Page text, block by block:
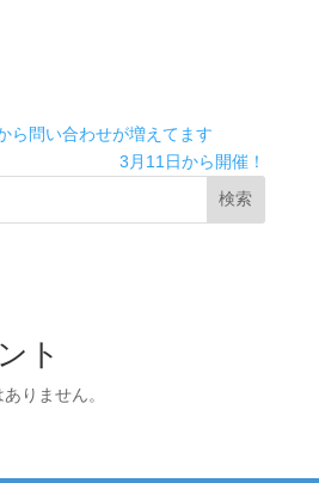
ら問い合わせが増えてます
3月11日から開催！
検索
ト
りません。